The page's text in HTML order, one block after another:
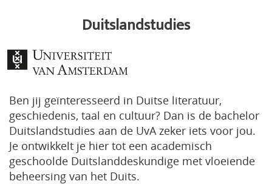
Duitslandstudies
Ben jij geïnteresseerd in Duitse literatuur,
geschiedenis, taal en cultuur? Dan is de bachelor
Duitslandstudies aan de UvA zeker iets voor jou.
Je ontwikkelt je hier tot een academisch
geschoolde Duitslanddeskundige met vloeiende
beheersing van het Duits.